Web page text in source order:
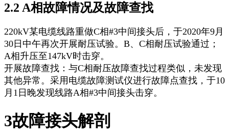
2.2 A相故障情况及故障查找
220kV某电缆线路重做C相#3中间接头后，于2020年9月
30日中午再次开展耐压试验。B、C相耐压试验通过；
A相升压至147kV时击穿。
开展故障查找：与C相耐压故障查找过程类似，未发现
其他异常。采用电缆故障测试仪进行故障点查找，于10
月1日晚发现线路A相#3中间接头击穿。
3故障接头解剖